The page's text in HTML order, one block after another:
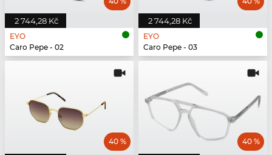
2 744,28 Kč
EYO
Caro Pepe - 02
2 744,28 Kč
EYO
Caro Pepe - 03
40 % 40 %